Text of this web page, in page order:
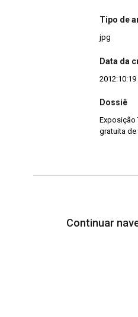
Tipo de
jpg
Data da
2012:10:19
Dossiê
Exposição
gratuita
Continuar